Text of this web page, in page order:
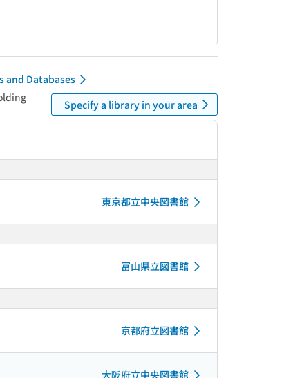
Databases
Specify a library in your area
東京都立中央図書館
富山県立図書館
京都府立図書館
大阪府立中央図書館